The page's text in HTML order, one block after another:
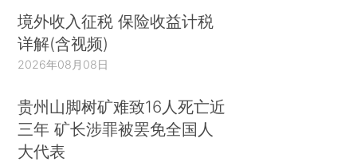
境外收入征税 保险收益计税
详解(含视频)
2026年08月08日
贵州山脚树矿难致16人死亡近
三年 矿长涉罪被罢免全国人
大代表